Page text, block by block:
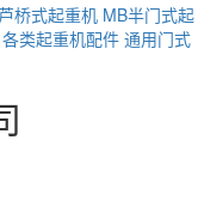
桥式起重机 MB半门式起
各类起重机配件 通用门式